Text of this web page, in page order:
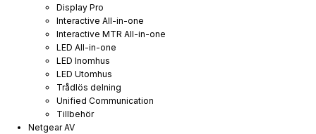
Display Pro
Interactive All-in-one
Interactive MTR All-in-one
LED All-in-one
LED Inomhus
LED Utomhus
Trådlös delning
Unified Communication
Tillbehör
Netgear AV